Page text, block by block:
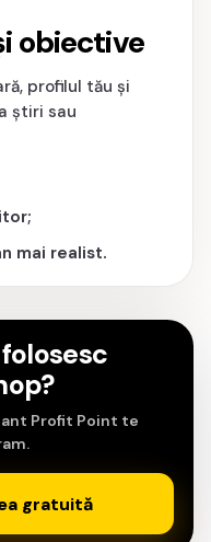
obiective
profilul tău și
știri sau
mai realist.
Profit Point te
gratuită